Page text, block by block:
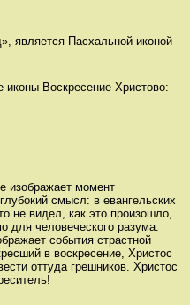
является Пасхальной иконой
Воскресение Христово:
изображает момент
смысл: в евангельских
не видел, как это произошло,
для человеческого разума.
события страстной
в воскресение, Христос
оттуда грешников. Христос